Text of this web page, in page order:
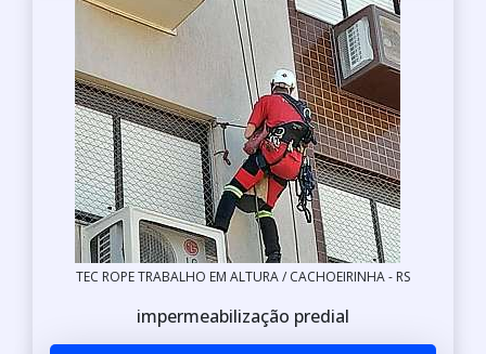
TEC ROPE TRABALHO EM ALTURA / CACHOEIRINHA - RS
impermeabilização predial